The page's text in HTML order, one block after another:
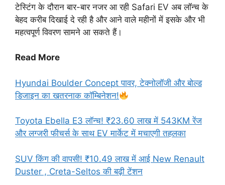
टेस्टिंग के दौरान बार-बार नजर आ रही Safari EV अब लॉन्च के
बेहद करीब दिखाई दे रही है और आने वाले महीनों में इसके और भी
महत्वपूर्ण विवरण सामने आ सकते हैं।
Read More
Hyundai Boulder Concept पावर, टेक्नोलॉजी और बोल्ड
डिजाइन का खतरनाक कॉम्बिनेशन!
Toyota Ebella E3 लॉन्च! ₹23.60 लाख में 543KM रेंज
और लग्जरी फीचर्स के साथ EV मार्केट में मचाएगी तहलका
SUV किंग की वापसी! ₹10.49 लाख में आई New Renault
Duster , Creta-Seltos की बढ़ी टेंशन